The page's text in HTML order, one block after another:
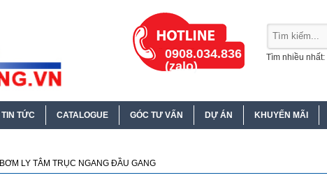
Tìm nhiều nhất:
0908.034.836
(zalo)
TIN TỨC CATALOGUE GÓC TƯ VẤN DỰ ÁN KHUYẾN MÃI
BƠM LY TÂM TRỤC NGANG ĐẦU GANG